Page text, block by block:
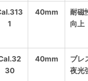
1
40mm
耐磁
向上
30
40mm
ブレ
夜光